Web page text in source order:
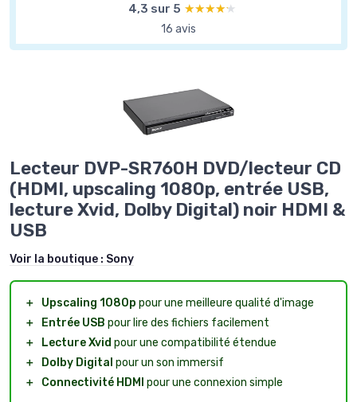
4,3 sur 5 ★★★★★
★★★★★
16 avis
Lecteur DVP-SR760H DVD/lecteur CD
(HDMI, upscaling 1080p, entrée USB,
lecture Xvid, Dolby Digital) noir HDMI &
USB
Voir la boutique : Sony
＋ Upscaling 1080p pour une meilleure qualité d'image
＋
Entrée USB pour lire des fichiers facilement
＋
Lecture Xvid pour une compatibilité étendue
＋
Dolby Digital pour un son immersif
＋
Connectivité HDMI pour une connexion simple